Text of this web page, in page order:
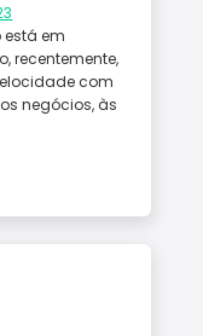
em
recentemente,
com
negócios, às